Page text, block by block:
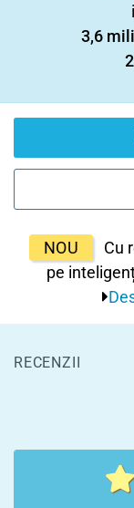
3,6
NOU
Cu
pe
RECENZII